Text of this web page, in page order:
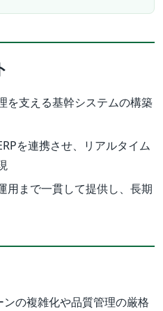
を支える基幹システムの構築
を連携させ、リアルタイム
用まで一貫して提供し、長期
の複雑化や品質管理の厳格